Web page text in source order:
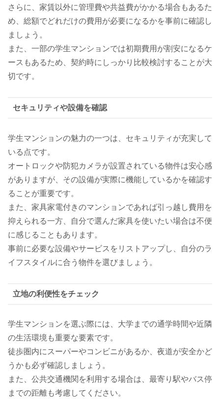
さらに、家賃以外に管理費や共益費がかかる場合もあるた
め、総額でどれだけの費用が必要になるかを事前に確認し
ましょう。
また、一部の学生マンションでは初期費用が割安になるケ
ースもあるため、契約時にしっかり比較検討することが大
切です。
セキュリティや設備を確認
学生マンションの魅力の一つは、セキュリティが充実して
いる点です。
オートロックや防犯カメラが設置されている物件は安心感
がありますが、その設備が実際に機能しているかを確認す
ることが重要です。
また、家具家電付きのマンションであれば引っ越し費用を
抑えられる一方、自分で選んだ家具を使いたい場合は不便
に感じることもあります。
事前に必要な設備やサービスをリストアップし、自分のラ
イフスタイルに合う物件を選びましょう。
立地の利便性をチェック
学生マンションを選ぶ際には、大学までの通学時間や近隣
の生活環境も重要な要素です。
徒歩圏内にスーパーやコンビニがあるか、夜道が安全かど
うかも必ず確認しましょう。
また、公共交通機関を利用する場合は、最寄り駅やバス停
までの距離も考慮してください。